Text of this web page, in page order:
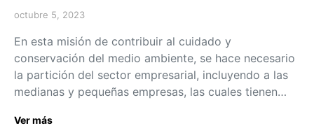
octubre 5, 2023
En esta misión de contribuir al cuidado y
conservación del medio ambiente, se hace necesario
la partición del sector empresarial, incluyendo a las
medianas y pequeñas empresas, las cuales tienen…
Ver más